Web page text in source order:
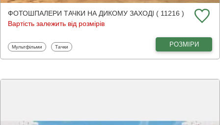
ФОТОШПАЛЕРИ ТАЧКИ НА ДИКОМУ ЗАХОДІ ( 11216 )
Вартість залежить від розмірів
Фотошпалери
Мультфільми Фотошпалери
Тачки РОЗМІРИ